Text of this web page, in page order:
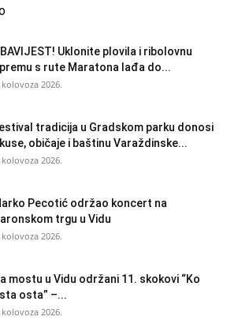
Uklonite plovila i ribolovnu
s rute Maratona lađa do...
kolovoza 2026.
tradicija u Gradskom parku donosi
običaje i baštinu Varaždinske...
kolovoza 2026.
Pecotić održao koncert na
trgu u Vidu
kolovoza 2026.
mostu u Vidu održani 11. skokovi “Ko
osta” –...
kolovoza 2026.